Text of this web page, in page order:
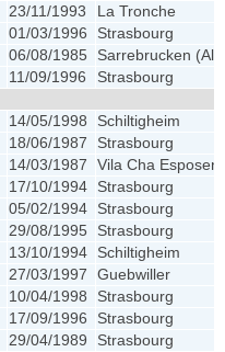
23/11/1993
La Tronche
01/03/1996
Strasbourg
06/08/1985
Sarrebrucken
11/09/1996
Strasbourg
14/05/1998
Schiltigheim
18/06/1987
Strasbourg
14/03/1987
Vila Cha
17/10/1994
Strasbourg
05/02/1994
Strasbourg
29/08/1995
Strasbourg
13/10/1994
Schiltigheim
27/03/1997
Guebwiller
10/04/1998
Strasbourg
17/09/1996
Strasbourg
29/04/1989
Strasbourg